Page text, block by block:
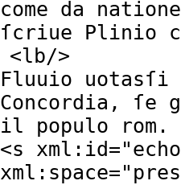
come da
ſcriue Plinio
<lb/>
Fluuio
Concordia, ſe
il populo rom.
<s xml:id="
xml:space="